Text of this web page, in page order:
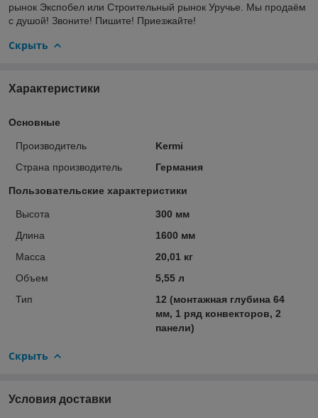
рынок Экспобел или Строительный рынок Уручье. Мы продаём
с душой! Звоните! Пишите! Приезжайте!
Скрыть
Характеристики
Основные
Производитель
Kermi
Страна производитель
Германия
Пользовательские характеристики
Высота
300 мм
Длина
1600 мм
Масса
20,01 кг
Объем
5,55 л
Тип
12 (монтажная глубина 64
мм, 1 ряд конвекторов, 2
панели)
Скрыть
Условия доставки